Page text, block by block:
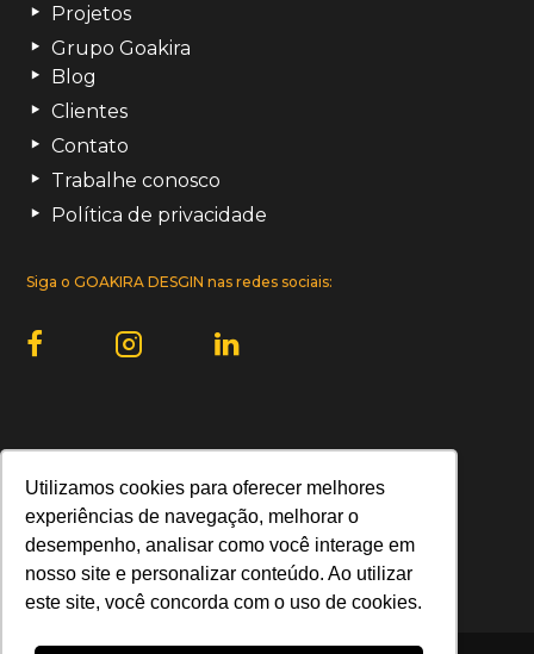
Utilizamos cookies para oferecer melhores
experiências de navegação, melhorar o
desempenho, analisar como você interage em
nosso site e personalizar conteúdo. Ao utilizar
este site, você concorda com o uso de cookies.
Projetos
Grupo Goakira
Blog
Clientes
Contato
Trabalhe conosco
Política de privacidade
Siga o GOAKIRA DESGIN nas redes sociais:
Uma empresa do Grupo Goakira: